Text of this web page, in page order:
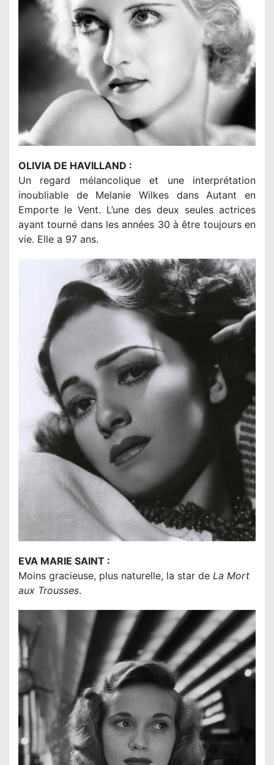
OLIVIA DE HAVILLAND :
Un regard mélancolique et une interprétation
inoubliable de Melanie Wilkes dans Autant en
Emporte le Vent. L’une des deux seules actrices
ayant tourné dans les années 30 à être toujours en
vie. Elle a 97 ans.
EVA MARIE SAINT :
Moins gracieuse, plus naturelle, la star de La Mort
aux Trousses.